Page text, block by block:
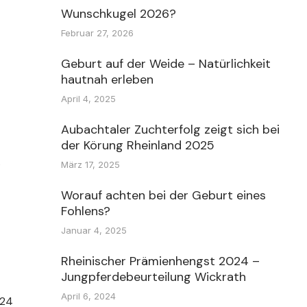
Wunschkugel 2026?
Februar 27, 2026
Geburt auf der Weide – Natürlichkeit
hautnah erleben
April 4, 2025
Aubachtaler Zuchterfolg zeigt sich bei
der Körung Rheinland 2025
März 17, 2025
Worauf achten bei der Geburt eines
Fohlens?
Januar 4, 2025
Rheinischer Prämienhengst 2024 –
Jungpferdebeurteilung Wickrath
April 6, 2024